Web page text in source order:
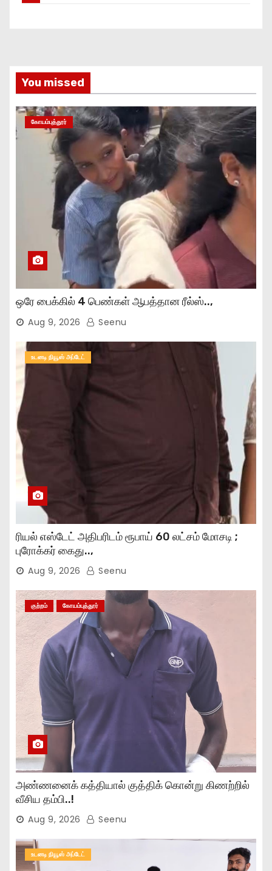
You missed
கோயம்புத்தூர்
ஒரே பைக்கில் 4 பெண்கள் ஆபத்தான ரீல்ஸ்..,
Aug 9, 2026 Seenu
உடனடி நியூஸ் அப்டேட்
ரியல் எஸ்டேட் அதிபரிடம் ரூபாய் 60 லட்சம் மோசடி ;
புரோக்கர் கைது..,
Aug 9, 2026 Seenu
குற்றம் கோயம்புத்தூர்
அண்ணனைக் கத்தியால் குத்திக் கொன்று கிணற்றில்
வீசிய தம்பி..!
Aug 9, 2026 Seenu
உடனடி நியூஸ் அப்டேட்